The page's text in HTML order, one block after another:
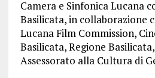
Camera e Sinfonica Lucana
Basilicata, in collaborazione
Lucana Film Commission,
Basilicata, Regione
Assessorato alla Cultura di